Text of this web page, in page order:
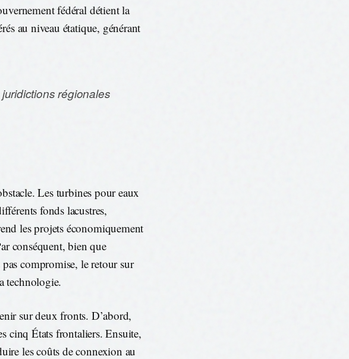
fédéral détient la
au niveau étatique, générant
régionales
Les turbines pour eaux
fonds lacustres,
les projets économiquement
conséquent, bien que
compromise, le retour sur
technologie.
sur deux fronts. D’abord,
cinq États frontaliers. Ensuite,
les coûts de connexion au